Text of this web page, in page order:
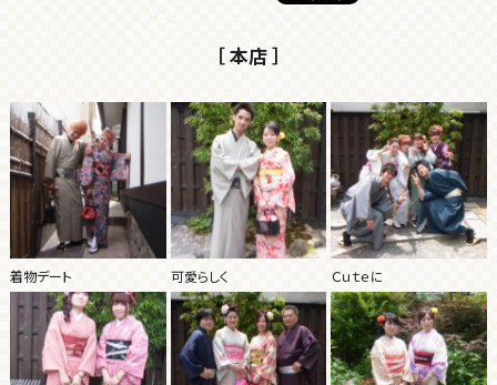
［ 本店 ］
着物デート 可愛らしく Ｃｕｔｅに